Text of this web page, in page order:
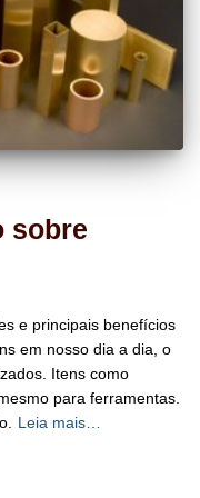
sobre
e principais benefícios
em nosso dia a dia, o
Itens como
para ferramentas.
Leia mais…